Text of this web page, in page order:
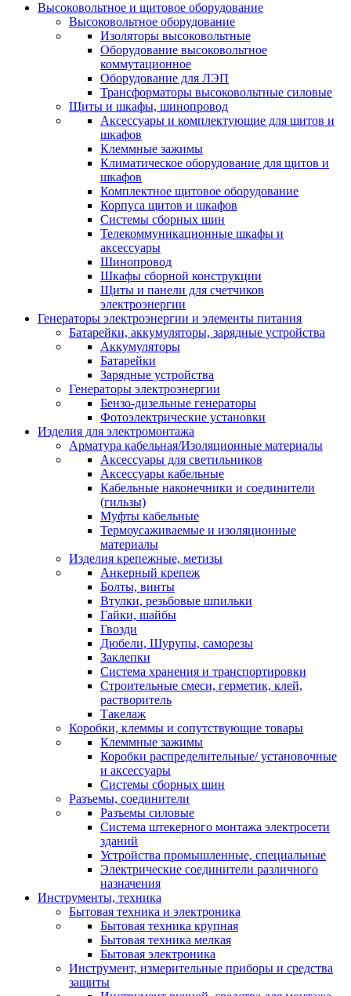
Высоковольтное и щитовое оборудование
Высоковольтное оборудование
Изоляторы высоковольтные
Оборудование высоковольтное
коммутационное
Оборудование для ЛЭП
Трансформаторы высоковольтные силовые
Щиты и шкафы, шинопровод
Аксессуары и комплектующие для щитов и
шкафов
Клеммные зажимы
Климатическое оборудование для щитов и
шкафов
Комплектное щитовое оборудование
Корпуса щитов и шкафов
Системы сборных шин
Телекоммуникационные шкафы и
аксессуары
Шинопровод
Шкафы сборной конструкции
Щиты и панели для счетчиков
электроэнергии
Генераторы электроэнергии и элементы питания
Батарейки, аккумуляторы, зарядные устройства
Аккумуляторы
Батарейки
Зарядные устройства
Генераторы электроэнергии
Бензо-дизельные генераторы
Фотоэлектрические установки
Изделия для электромонтажа
Арматура кабельная/Изоляционные материалы
Аксессуары для светильников
Аксессуары кабельные
Кабельные наконечники и соединители
(гильзы)
Муфты кабельные
Термоусаживаемые и изоляционные
материалы
Изделия крепежные, метизы
Анкерный крепеж
Болты, винты
Втулки, резьбовые шпильки
Гайки, шайбы
Гвозди
Дюбели, Шурупы, саморезы
Заклепки
Система хранения и транспортировки
Строительные смеси, герметик, клей,
растворитель
Такелаж
Коробки, клеммы и сопутствующие товары
Клеммные зажимы
Коробки распределительные/ установочные
и аксессуары
Системы сборных шин
Разъемы, соединители
Разъемы силовые
Система штекерного монтажа электросети
зданий
Устройства промышленные, специальные
Электрические соединители различного
назначения
Инструменты, техника
Бытовая техника и электроника
Бытовая техника крупная
Бытовая техника мелкая
Бытовая электроника
Инструмент, измерительные приборы и средства
защиты